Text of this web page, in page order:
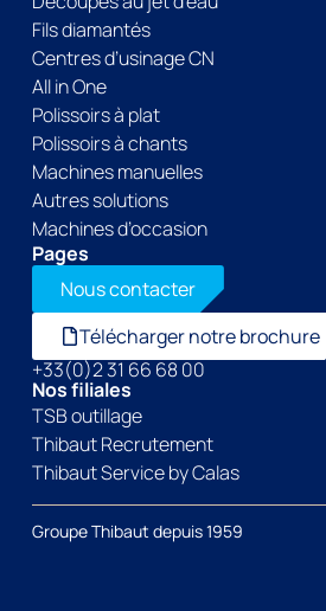
Fils diamantés
Centres d’usinage CN
All in One
Polissoirs à plat
Polissoirs à chants
Machines manuelles
Autres solutions
Machines d’occasion
Pages
Nous contacter
Télécharger notre brochure
+33(0)2 31 66 68 00
Nos filiales
TSB outillage
Thibaut Recrutement
Thibaut Service by Calas
Groupe Thibaut depuis 1959